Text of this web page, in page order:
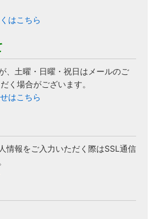
はこちら
、土曜・日曜・祝日はメールのご
く場合がございます。
はこちら
情報をご入力いただく際はSSL通信